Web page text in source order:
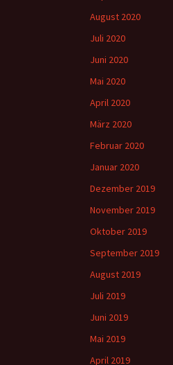
August 2020
Juli 2020
Juni 2020
Mai 2020
April 2020
März 2020
Februar 2020
Januar 2020
Dezember 2019
November 2019
Oktober 2019
September 2019
August 2019
Juli 2019
Juni 2019
Mai 2019
April 2019